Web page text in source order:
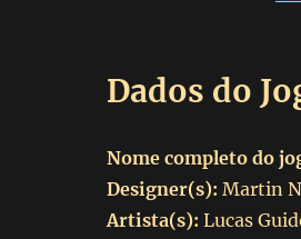
Dados do
Nome completo do
Designer(s): Martin
Artista(s): Lucas